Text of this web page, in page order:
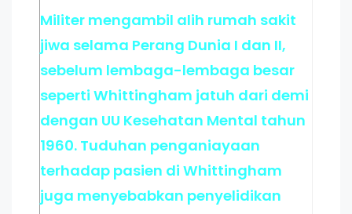
Militer mengambil alih rumah sakit
jiwa selama Perang Dunia I dan II,
sebelum lembaga-lembaga besar
seperti Whittingham jatuh dari demi
dengan UU Kesehatan Mental tahun
1960. Tuduhan penganiayaan
terhadap pasien di Whittingham
juga menyebabkan penyelidikan